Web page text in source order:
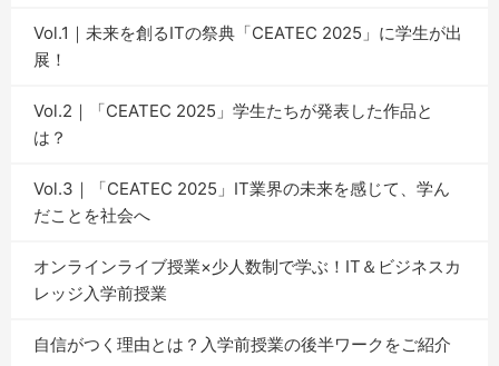
Vol.1｜未来を創るITの祭典「CEATEC 2025」に学生が出
展！
Vol.2｜「CEATEC 2025」学生たちが発表した作品と
は？
Vol.3｜「CEATEC 2025」IT業界の未来を感じて、学ん
だことを社会へ
オンラインライブ授業×少人数制で学ぶ！IT＆ビジネスカ
レッジ入学前授業
自信がつく理由とは？入学前授業の後半ワークをご紹介